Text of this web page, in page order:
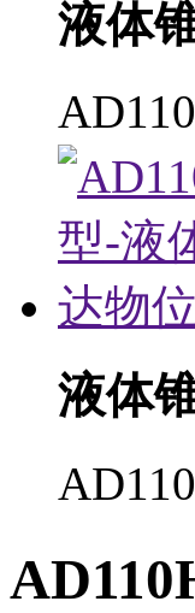
液体
液体